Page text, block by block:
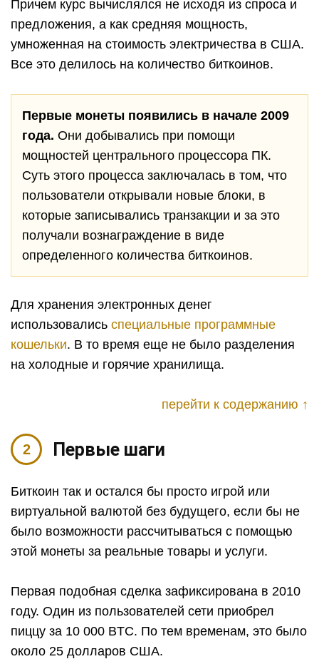
Причем курс вычислялся не исходя из спроса и
предложения, а как средняя мощность,
умноженная на стоимость электричества в США.
Все это делилось на количество биткоинов.
Первые монеты появились в начале 2009
года. Они добывались при помощи
мощностей центрального процессора ПК.
Суть этого процесса заключалась в том, что
пользователи открывали новые блоки, в
которые записывались транзакции и за это
получали вознаграждение в виде
определенного количества биткоинов.
Для хранения электронных денег
использовались специальные программные
кошельки. В то время еще не было разделения
на холодные и горячие хранилища.
перейти к содержанию ↑
Первые шаги
Биткоин так и остался бы просто игрой или
виртуальной валютой без будущего, если бы не
было возможности рассчитываться с помощью
этой монеты за реальные товары и услуги.
Первая подобная сделка зафиксирована в 2010
году. Один из пользователей сети приобрел
пиццу за 10 000 BTC. По тем временам, это было
около 25 долларов США.